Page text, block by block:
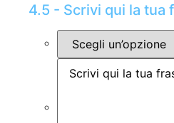
4.5 - Scrivi qui la tua